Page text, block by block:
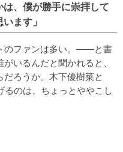
、僕が勝手に崇拝して
ます」
のファンは多い。――と書
いるんだと聞かれると、
ろうか。木下優樹菜と
るのは、ちょっとややこし